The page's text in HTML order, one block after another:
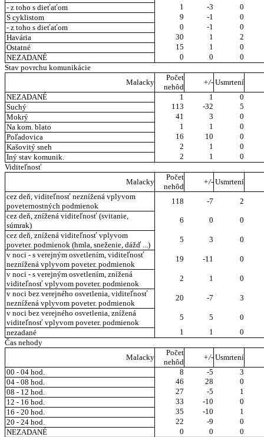
- z toho s dieťaťom
1 -3
0
S cyklistom
9 -1
0
- z toho s dieťaťom
0 -1
0
Havária
30 1
2
Ostatné
15 1
0
NEZADANÉ
0 0
0
Stav povrchu komunikácie
Malacky
Počet
nehôd
+/- Usmrtení
NEZADANÉ
1 1
0
Suchý
113 -32
5
Mokrý
41 3
0
Na kom. blato
1 1
0
Poľadovica
16 10
0
Kašovitý sneh
2 1
0
Iný stav komunik.
2 1
0
Viditeľnosť
Malacky
Počet
nehôd
+/- Usmrtení
cez deň, viditeľnosť neznížená vplyvom
poveternostných podmienok
118 -7
2
cez deň, znížená viditeľnosť (svitanie,
súmrak)
6 0
0
cez deň, znížená viditeľnosť vplyvom
poveter. podmienok (hmla, sneženie, dážď ...)
5 3
0
v noci - s verejným osvetlením, viditeľnosť
neznížená vplyvom poveter. podmienok
19 -11
0
v noci - s verejným osvetlením, znížená
viditeľnosť vplyvom poveter. podmienok
2 1
0
v noci bez verejného osvetlenia, viditeľnosť
neznížená vplyvom poveter. podmienok
20 -7
3
v noci bez verejného osvetlenia, znížená
viditeľnosť vplyvom poveter. podmienok
5 5
0
nezadané
1 1
0
Čas nehody
Malacky
Počet
nehôd
+/- Usmrtení
00 - 04 hod.
8 -5
3
04 - 08 hod.
46 28
0
08 - 12 hod.
27 -5
1
12 - 16 hod.
33 -10
0
16 - 20 hod.
35 -10
1
20 - 24 hod.
22 -9
0
NEZADANÉ
0 0
0